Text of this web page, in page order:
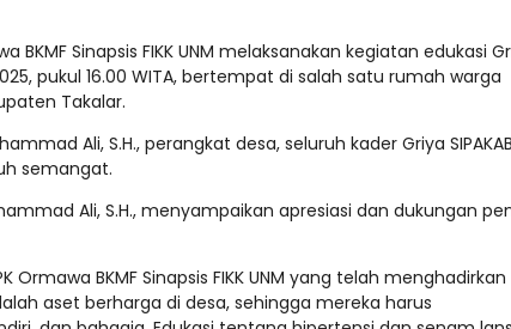
BKMF Sinapsis FIKK UNM melaksanakan kegiatan edukasi
pukul 16.00 WITA, bertempat di salah satu rumah warga
Takalar.
Ali, S.H., perangkat desa, seluruh kader Griya
semangat.
Ali, S.H., menyampaikan apresiasi dan dukungan
BKMF Sinapsis FIKK UNM yang telah menghadirkan
aset berharga di desa, sehingga mereka harus